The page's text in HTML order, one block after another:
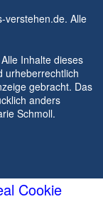
verstehen.de. Alle
Inhalte dieses
urheberrechtlich
gebracht. Das
anders
Schmoll.
Cookie